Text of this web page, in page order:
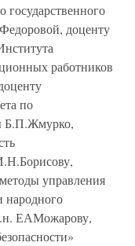
государственного
доценту
работников
по
Б.П.Жмурко,
управления
ЕАМожарову,